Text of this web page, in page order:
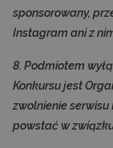
sponsorowany,
Instagram ani z
8. Podmiotem
Konkursu jest
zwolnienie
powstać w